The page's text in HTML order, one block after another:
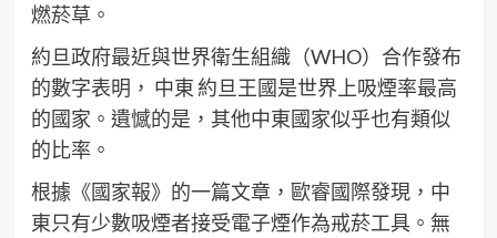
燃菸草。
約旦政府最近與世界衛生組織（WHO）合作發布
的數字表明， 中東 約旦王國是世界上吸煙率最高
的國家。遺憾的是，其他中東國家似乎也有類似
的比率。
根據《國家報》的一篇文章，歐睿國際發現，中
東只有少數吸煙者接受電子煙作為戒菸工具。無